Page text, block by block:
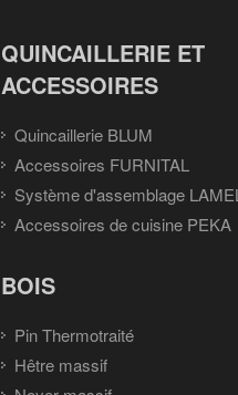
QUINCAILLERIE ET
ACCESSOIRES
Quincaillerie BLUM
Accessoires FURNITAL
Système d'assemblage
Accessoires de cuisine PEKA
BOIS
Pin Thermotraité
Hêtre massif